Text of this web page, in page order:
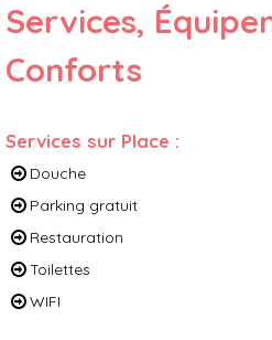
Services,
Conforts
Services sur Place :
Douche
Parking gratuit
Restauration
Toilettes
WIFI